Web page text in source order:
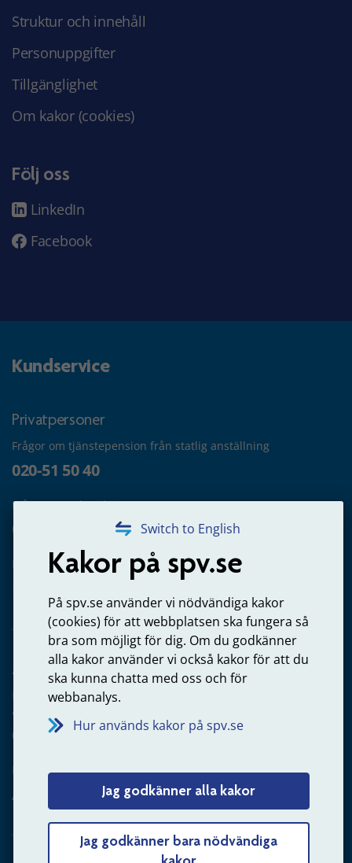
Switch to English
Kakor på spv.se
På spv.se använder vi nödvändiga kakor
(cookies) för att webbplatsen ska fungera så
bra som möjligt för dig. Om du godkänner
alla kakor använder vi också kakor för att du
ska kunna chatta med oss och för
webbanalys.
Hur används kakor på spv.se
Jag godkänner alla kakor
Jag godkänner bara nödvändiga
Struktur och innehåll
Personuppgifter
Tillgänglighet
Om kakor (cookies)
Följ oss
LinkedIn
Facebook
Kundservice
Privatpersoner
Frågor om tjänstepension från statlig anställning
020-51 50 40
Frågor om utbetalning
020-65 00 65
Kontakta oss
Arbetsgivare
Frågor om administration av tjänstepension från statlig
anställning
060-18 75 03
Kontakta oss
Arbetsgivare – skicka mejl till oss